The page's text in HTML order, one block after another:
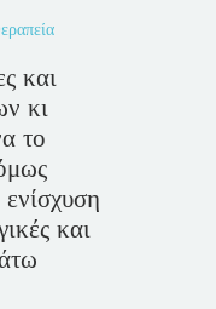
και
κι
το
και